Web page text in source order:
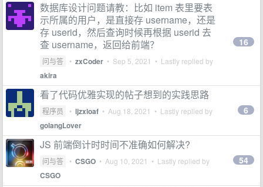
数据库设计问题请教：比如 item 表里要表
示所属的用户，是直接存 username，还是
存 userid，然后查询时候再根据 userid 去
查 username，返回给前端？
问与答 • zxCoder • Sep 5, 2021 • Lastly replied by
akira
16
看了代码优雅实现的帖子想到的实践思路
程序员 • ljzxloaf • Aug 18, 2021 • Lastly replied by
golangLover
6
JS 前端倒计时时间不准确如何解决?
问与答 • CSGO • Aug 10, 2021 • Lastly replied by
CSGO
54